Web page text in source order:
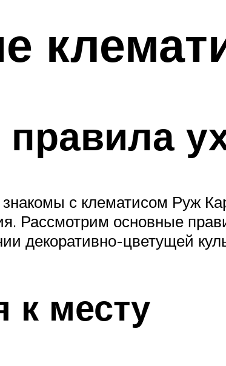
с клематисом Руж
Рассмотрим основные
декоративно-цветущей
к месту